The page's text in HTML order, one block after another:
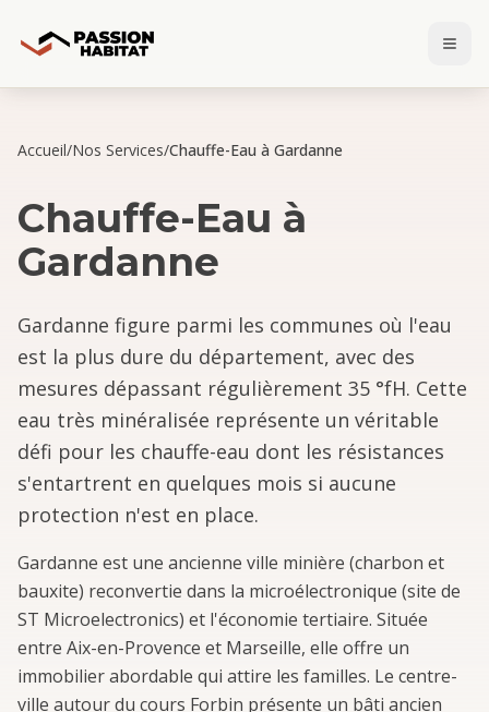
Accueil/Nos Services/Chauffe-Eau à Gardanne
Chauffe-Eau à
Gardanne
Gardanne figure parmi les communes où l'eau
est la plus dure du département, avec des
mesures dépassant régulièrement 35 °fH. Cette
eau très minéralisée représente un véritable
défi pour les chauffe-eau dont les résistances
s'entartrent en quelques mois si aucune
protection n'est en place.
Gardanne est une ancienne ville minière (charbon et
bauxite) reconvertie dans la microélectronique (site de
ST Microelectronics) et l'économie tertiaire. Située
entre Aix-en-Provence et Marseille, elle offre un
immobilier abordable qui attire les familles. Le centre-
ville autour du cours Forbin présente un bâti ancien